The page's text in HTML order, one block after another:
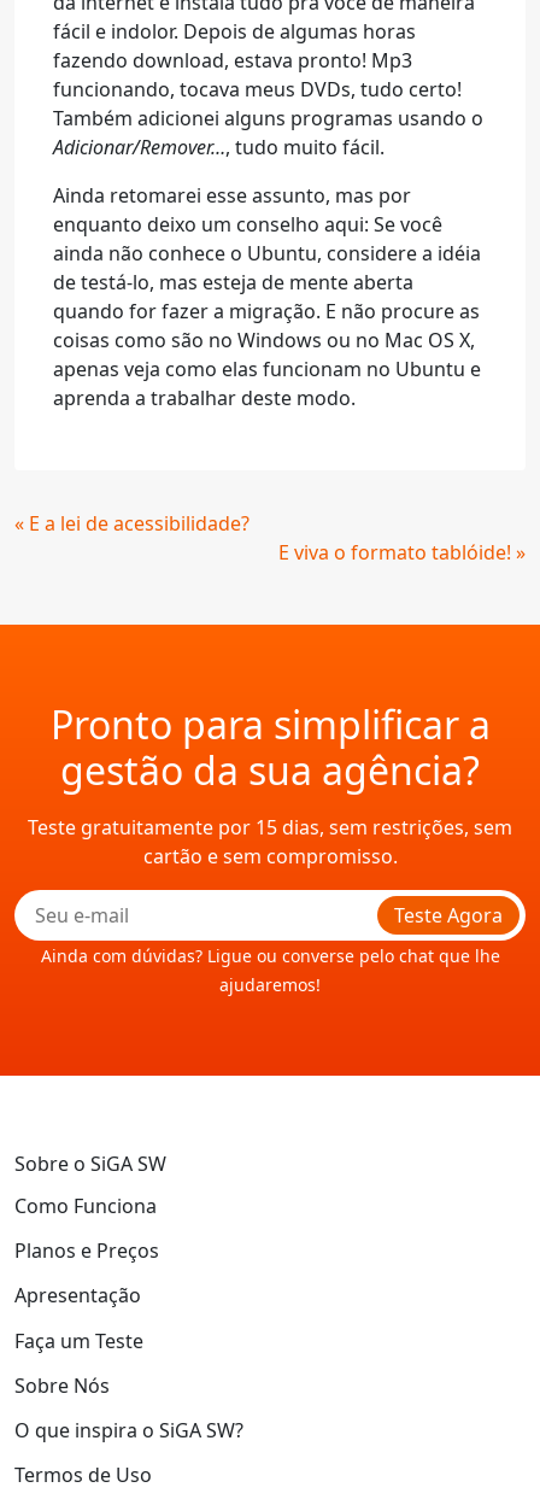
fácil e indolor. Depois de algumas horas
fazendo download, estava pronto! Mp3
funcionando, tocava meus DVDs, tudo certo!
Também adicionei alguns programas usando o
Adicionar/Remover…, tudo muito fácil.
Ainda retomarei esse assunto, mas por
enquanto deixo um conselho aqui: Se você
ainda não conhece o Ubuntu, considere a idéia
de testá-lo, mas esteja de mente aberta
quando for fazer a migração. E não procure as
coisas como são no Windows ou no Mac OS X,
apenas veja como elas funcionam no Ubuntu e
aprenda a trabalhar deste modo.
Continue
« E a lei de acessibilidade?
E viva o formato tablóide! »
Pronto para simplificar a
gestão da sua agência?
Teste gratuitamente por 15 dias, sem restrições, sem
cartão e sem compromisso.
Teste Agora
Ainda com dúvidas? Ligue ou converse pelo chat que lhe
ajudaremos!
Sobre o SiGA SW
Como Funciona
Planos e Preços
Apresentação
Faça um Teste
Sobre Nós
O que inspira o SiGA SW?
Termos de Uso